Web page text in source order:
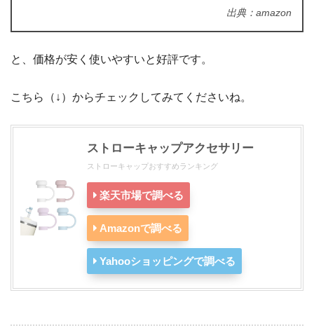
出典：amazon
と、価格が安く使いやすいと好評です。
こちら（↓）からチェックしてみてくださいね。
ストローキャップアクセサリー
ストローキャップおすすめランキング
楽天市場で調べる
Amazonで調べる
Yahooショッピングで調べる